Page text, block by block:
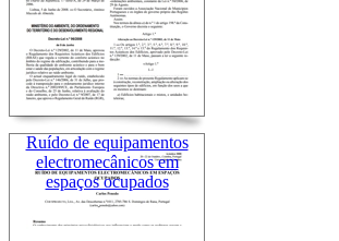
Ruído de equipamentos
electromecânicos em
espaços ocupados